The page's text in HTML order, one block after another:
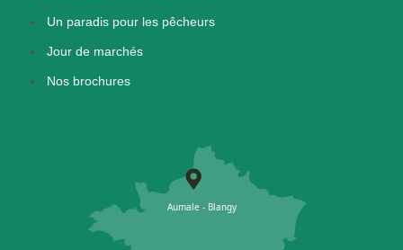
Un paradis pour les pêcheurs
Jour de marchés
Nos brochures